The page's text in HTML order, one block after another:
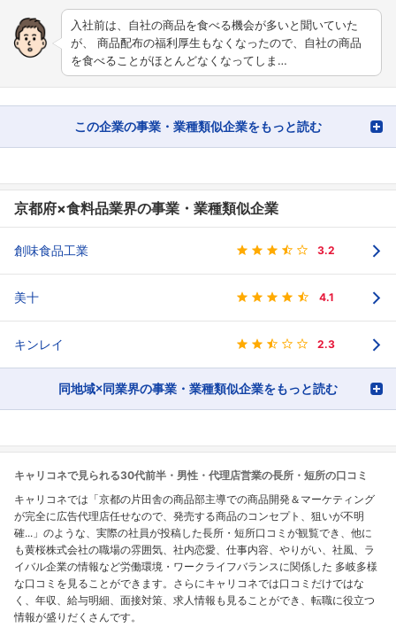
入社前は、自社の商品を食べる機会が多いと聞いていた
が、 商品配布の福利厚生もなくなったので、自社の商品
を食べることがほとんどなくなってしま…
この企業の事業・業種類似企業をもっと読む
京都府×食料品業界の事業・業種類似企業
創味食品工業 3.2
美十 4.1
キンレイ 2.3
同地域×同業界の事業・業種類似企業をもっと読む
キャリコネで見られる30代前半・男性・代理店営業の長所・短所の口コミ
キャリコネでは「京都の片田舎の商品部主導での商品開発＆マーケティング
が完全に広告代理店任せなので、発売する商品のコンセプト、狙いが不明
確...」のような、実際の社員が投稿した長所・短所口コミが観覧でき、他に
も黄桜株式会社の職場の雰囲気、社内恋愛、仕事内容、やりがい、社風、ラ
イバル企業の情報など労働環境・ワークライフバランスに関係した 多岐多様
な口コミを見ることができます。さらにキャリコネでは口コミだけではな
く、年収、給与明細、面接対策、求人情報も見ることができ、転職に役立つ
情報が盛りだくさんです。